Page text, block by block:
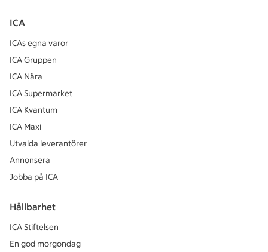
ICA
ICAs egna varor
ICA Gruppen
ICA Nära
ICA Supermarket
ICA Kvantum
ICA Maxi
Utvalda leverantörer
Annonsera
Jobba på ICA
Hållbarhet
ICA Stiftelsen
En god morgondag